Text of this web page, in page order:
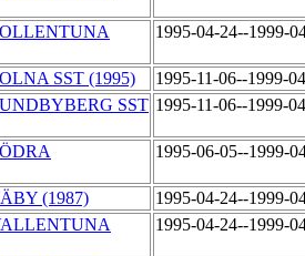
1995-04-24--1999-
SST (1995)
1995-11-06--1999-
SST 1995-11-06--1999-
1995-06-05--1999-
(1987)
1995-04-24--1999-
1995-04-24--1999-